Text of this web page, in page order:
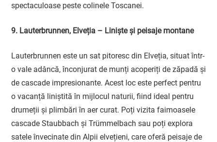
spectaculoase peste colinele Toscanei.
9. Lauterbrunnen, Elveția – Liniște și peisaje montane
Lauterbrunnen este un sat pitoresc din Elveția, situat într-
o vale adâncă, înconjurat de munți acoperiți de zăpadă și
de cascade impresionante. Acest loc este perfect pentru
o vacanță liniștită în mijlocul naturii, fiind ideal pentru
drumeții și plimbări în aer curat. Poți vizita faimoasele
cascade Staubbach și Trümmelbach sau poți explora
satele învecinate din Alpii elvețieni, care oferă peisaje de